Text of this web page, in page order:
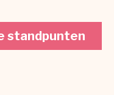
standpunten